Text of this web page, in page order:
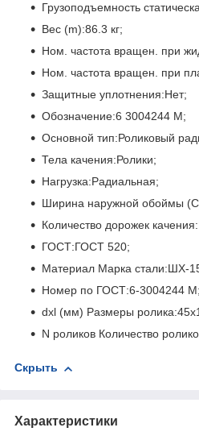
Грузоподъемность
Вес (m):86.3 кг;
Ном. частота вращен. при
Ном. частота вращен. при
Защитные уплотнения:Нет;
Обозначение:6 3004244 М;
Основной тип:Роликовый
Тела качения:Ролики;
Нагрузка:Радиальная;
Ширина наружной обоймы
Количество дорожек
ГОСТ:ГОСТ 520;
Материал Марка стали:ШХ-
Номер по ГОСТ:6-3004244 М;
dxl (мм) Размеры
N роликов Количество
Скрыть
Характеристики